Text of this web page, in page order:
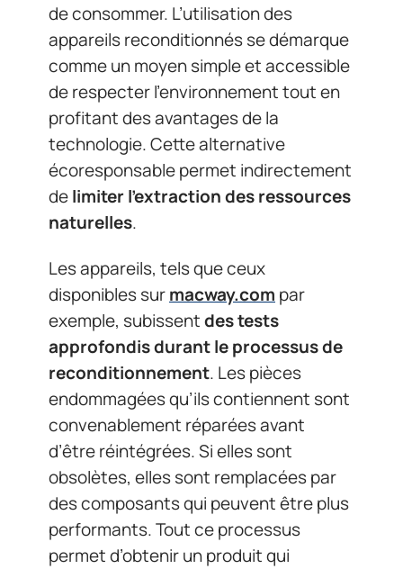
de consommer. L’utilisation des
appareils reconditionnés se démarque
comme un moyen simple et accessible
de respecter l’environnement tout en
profitant des avantages de la
technologie. Cette alternative
écoresponsable permet indirectement
delimiter l’extraction des ressources
naturelles.
Les appareils, tels que ceux
disponibles surmacway.com par
exemple, subissentdes tests
approfondis durant le processus de
reconditionnement. Les pièces
endommagées qu’ils contiennent sont
convenablement réparées avant
d’être réintégrées. Si elles sont
obsolètes, elles sont remplacées par
des composants qui peuvent être plus
performants. Tout ce processus
permet d’obtenir un produit qui